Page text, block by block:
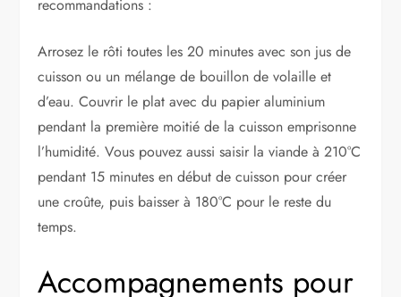
recommandations :
Arrosez le rôti toutes les 20 minutes avec son jus de
cuisson ou un mélange de bouillon de volaille et
d’eau. Couvrir le plat avec du papier aluminium
pendant la première moitié de la cuisson emprisonne
l’humidité. Vous pouvez aussi saisir la viande à 210°C
pendant 15 minutes en début de cuisson pour créer
une croûte, puis baisser à 180°C pour le reste du
temps.
Accompagnements pour